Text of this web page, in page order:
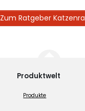
Zum Ratgeber
Produktwelt
Produkte